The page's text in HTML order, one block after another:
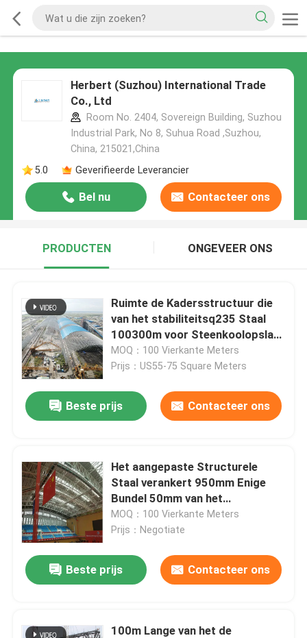
Herbert (Suzhou) International Trade
Co., Ltd
Room No. 2404, Sovereign Building, Suzhou
Industrial Park, No 8, Suhua Road ,Suzhou,
China, 215021,China
5.0
Geverifieerde Leverancier
Bel nu Contacteer ons
PRODUCTEN ONGEVEER ONS
Ruimte de Kadersstructuur die
van het stabiliteitsq235 Staal
100300m voor Steenkoolopslag
bouwen
MOQ：100 Vierkante Meters
Prijs：US55-75 Square Meters
Beste prijs Contacteer ons
Het aangepaste Structurele
Staal verankert 950mm Enige
Bundel 50mm van het
Hellingsdak
MOQ：100 Vierkante Meters
Prijs：Negotiate
Beste prijs Contacteer ons
100m Lange van het de